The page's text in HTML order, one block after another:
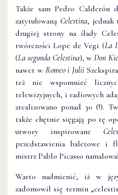
Także sam Pedro Calderón
zatytułowaną Celestina, jednak
drugiej strony na ślady
twórczości Lope de Vegi (La
(La segunda Celestina), wDon
nawet w Romeo i Julii
też nie wspomnieć
telewizyjnych, i radiowych
zrealizowano ponad 30 (!).
także chętnie sięgają po tę
utwory inspirowane
przedstawienia baletowe i
mistrz Pablo Picasso
Warto nadmienić, iż w
zadomowił się termin